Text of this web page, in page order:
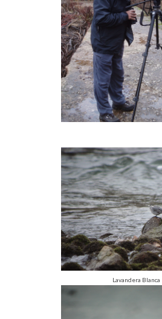
Lavandera Blanca